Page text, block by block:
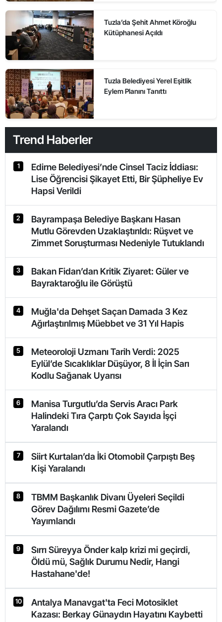
Tuzla’da Şehit Ahmet Köroğlu
Kütüphanesi Açıldı
Tuzla Belediyesi Yerel Eşitlik
Eylem Planını Tanıttı
Trend Haberler
1
Edirne Belediyesi’nde Cinsel Taciz İddiası:
Lise Öğrencisi Şikayet Etti, Bir Şüpheliye Ev
Hapsi Verildi
2
Bayrampaşa Belediye Başkanı Hasan
Mutlu Görevden Uzaklaştırıldı: Rüşvet ve
Zimmet Soruşturması Nedeniyle Tutuklandı
3
Bakan Fidan’dan Kritik Ziyaret: Güler ve
Bayraktaroğlu ile Görüştü
4
Muğla'da Dehşet Saçan Damada 3 Kez
Ağırlaştırılmış Müebbet ve 31 Yıl Hapis
5
Meteoroloji Uzmanı Tarih Verdi: 2025
Eylül’de Sıcaklıklar Düşüyor, 8 İl İçin Sarı
Kodlu Sağanak Uyarısı
6
Manisa Turgutlu’da Servis Aracı Park
Halindeki Tıra Çarptı Çok Sayıda İşçi
Yaralandı
7
Siirt Kurtalan’da İki Otomobil Çarpıştı Beş
Kişi Yaralandı
8
TBMM Başkanlık Divanı Üyeleri Seçildi
Görev Dağılımı Resmi Gazete’de
Yayımlandı
9
Sırrı Süreyya Önder kalp krizi mi geçirdi,
Öldü mü, Sağlık Durumu Nedir, Hangi
Hastahane'de!
10
Antalya Manavgat'ta Feci Motosiklet
Kazası: Berkay Günaydın Hayatını Kaybetti